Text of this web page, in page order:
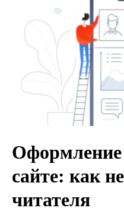
Оформление
сайте: как
читателя